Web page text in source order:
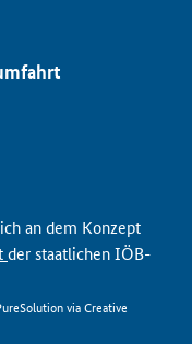
an dem Konzept
der staatlichen IÖB-
via Creative